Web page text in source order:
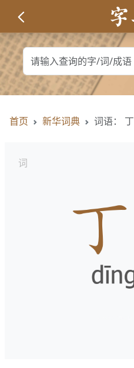
首页 新华词典 词语：
词